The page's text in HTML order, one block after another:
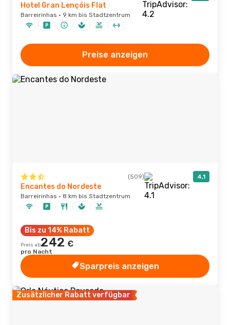
Hotel Gran Lençóis Flat
Barreirinhas · 9 km bis Stadtzentrum
Preise anzeigen
(509) 4,1
Encantes do Nordeste
Barreirinhas · 8 km bis Stadtzentrum
Bis zu 14% Rabatt
Preis ab242 €
pro Nacht
Sparpreis anzeigen
Zusätzlicher Rabatt verfügbar